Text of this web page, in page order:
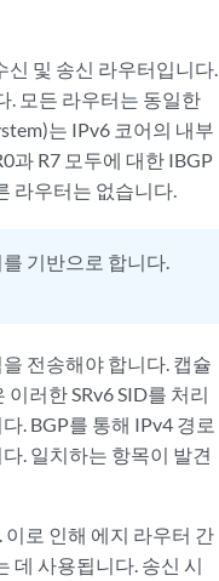
신 및 송신 라우터입니다.
. 모든 라우터는 동일한
는 IPv6 코어의 내부
과 R7 모두에 대한 IBGP
라우터는 없습니다.
기반으로 합니다.
전송해야 합니다. 캡슐
러한 SRv6 SID를 처리
. BGP를 통해 IPv4 경로
. 일치하는 항목이 발견
로 인해 에지 라우터 간
데 사용됩니다. 송신 시